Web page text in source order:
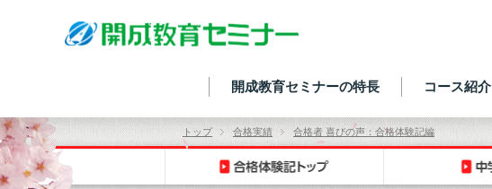
開成教育セミナーの特長 コース紹介
トップ 合格実績 合格者 喜びの声：合格体験記編